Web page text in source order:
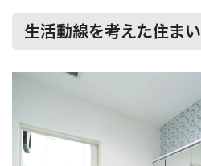
生活動線を考えた住まい